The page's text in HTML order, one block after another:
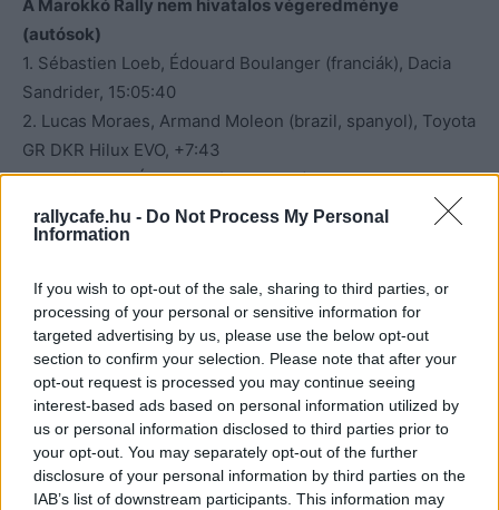
rallycafe.hu - Do Not Process My Personal
Information
If you wish to opt-out of the sale, sharing to third parties, or
processing of your personal or sensitive information for
targeted advertising by us, please use the below opt-out
section to confirm your selection. Please note that after your
opt-out request is processed you may continue seeing
interest-based ads based on personal information utilized by
us or personal information disclosed to third parties prior to
your opt-out. You may separately opt-out of the further
disclosure of your personal information by third parties on the
IAB’s list of downstream participants. This information may
A Marokkó Rally nem hivatalos végeredménye
(autósok)
1. Sébastien Loeb, Édouard Boulanger (franciák), Dacia
Sandrider, 15:05:40
2. Lucas Moraes, Armand Moleon (brazil, spanyol), Toyota
GR DKR Hilux EVO, +7:43
3. Nani Roma, Álex Haro (spanyolok), Ford Raptor T1+,
+12:15
4. Joao Ferreira, Filipe Palmeiro (portugálok), Toyota
5. Mattias Ekström, Emil Bergkvist (svédek), Ford Raptor
T1+, +13:29
6. Saood Variawa, Francois Cazalet (dél-afrikai, francia),
Toyota Hilux IMT Evo, +32:43
7. Mitchell Guthrie, Kellon Walch (amerikaiak), Ford Raptor
T1+, +33:20
8. Erik Goczal, Szymon Gospodraczyk (lengyelek), Toyota
Hilux IMT Evo, +33.33